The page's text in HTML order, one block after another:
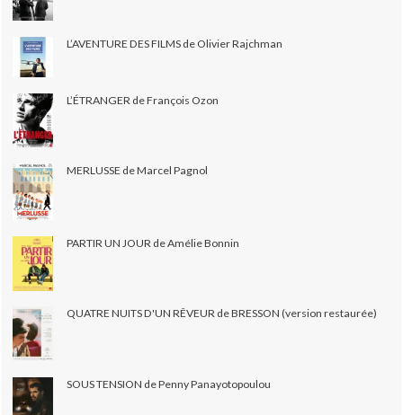
L’AVENTURE DES FILMS de Olivier Rajchman
L’ÉTRANGER de François Ozon
MERLUSSE de Marcel Pagnol
PARTIR UN JOUR de Amélie Bonnin
QUATRE NUITS D'UN RÊVEUR de BRESSON (version restaurée)
SOUS TENSION de Penny Panayotopoulou